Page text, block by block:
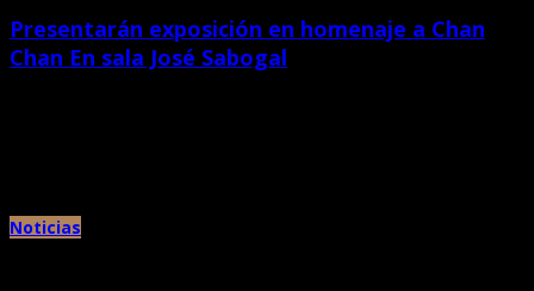
Presentarán exposición en homenaje a Chan
Chan En sala José Sabogal
Noticias